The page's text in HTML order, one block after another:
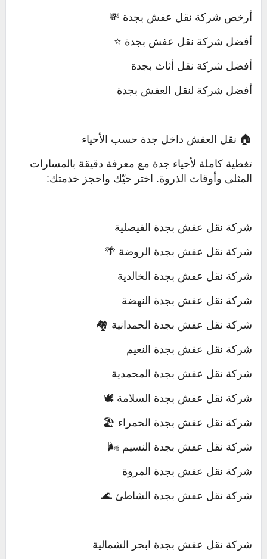
أرخص شركة نقل عفش بجدة 💸
أفضل شركة نقل عفش بجدة ⭐
أفضل شركة نقل أثاث بجدة
أفضل شركة لنقل العفش بجدة
🏠 نقل العفش داخل جدة حسب الأحياء
تغطية كاملة لأحياء جدة مع معرفة دقيقة بالمسارات
المثلى وأوقات الذروة. اختر حيّك واحجز خدمتك:
شركة نقل عفش بجدة الفيصلية
شركة نقل عفش بجدة الروضة 🌴
شركة نقل عفش بجدة الخالدية
شركة نقل عفش بجدة النهضة
شركة نقل عفش بجدة الحمدانية 🏘️
شركة نقل عفش بجدة النعيم
شركة نقل عفش بجدة المحمدية
شركة نقل عفش بجدة السلامة 🕊️
شركة نقل عفش بجدة الحمراء 🏖️
شركة نقل عفش بجدة النسيم 🌬️
شركة نقل عفش بجدة المروة
شركة نقل عفش بجدة الشاطئ 🌊
شركة نقل عفش بجدة ابحر الشمالية